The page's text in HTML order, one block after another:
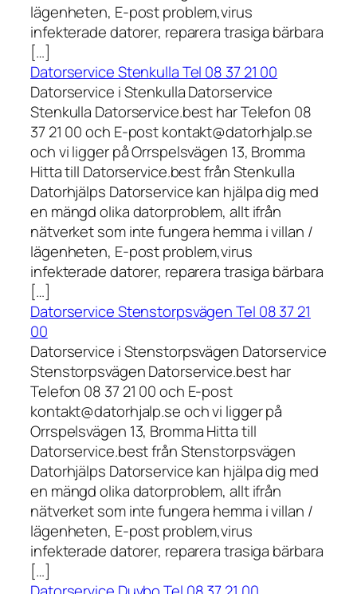
lägenheten, E-post problem,virus
infekterade datorer, reparera trasiga bärbara
[…]
Datorservice Stenkulla Tel 08 37 21 00
Datorservice i Stenkulla Datorservice
Stenkulla Datorservice.best har Telefon 08
37 21 00 och E-post kontakt@datorhjalp.se
och vi ligger på Orrspelsvägen 13, Bromma
Hitta till Datorservice.best från Stenkulla
Datorhjälps Datorservice kan hjälpa dig med
en mängd olika datorproblem, allt ifrån
nätverket som inte fungera hemma i villan /
lägenheten, E-post problem,virus
infekterade datorer, reparera trasiga bärbara
[…]
Datorservice Stenstorpsvägen Tel 08 37 21
00
Datorservice i Stenstorpsvägen Datorservice
Stenstorpsvägen Datorservice.best har
Telefon 08 37 21 00 och E-post
kontakt@datorhjalp.se och vi ligger på
Orrspelsvägen 13, Bromma Hitta till
Datorservice.best från Stenstorpsvägen
Datorhjälps Datorservice kan hjälpa dig med
en mängd olika datorproblem, allt ifrån
nätverket som inte fungera hemma i villan /
lägenheten, E-post problem,virus
infekterade datorer, reparera trasiga bärbara
[…]